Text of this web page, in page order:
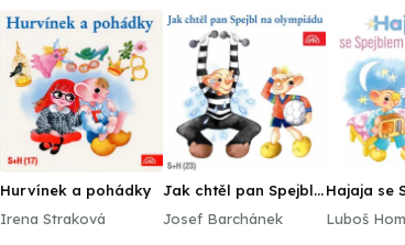
Hurvínek a pohádky
Irena Straková
Jak chtěl pan Spejbl
Josef Barchánek
Hajaja se
Luboš